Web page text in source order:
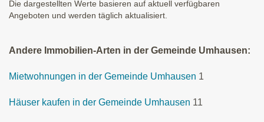
Die dargestellten Werte basieren auf aktuell verfügbaren
Angeboten und werden täglich aktualisiert.
Andere Immobilien-Arten in der Gemeinde Umhausen:
Mietwohnungen in der Gemeinde Umhausen 1
Häuser kaufen in der Gemeinde Umhausen 11